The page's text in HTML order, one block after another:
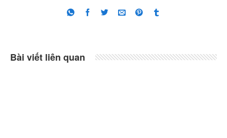
Bài viết liên quan